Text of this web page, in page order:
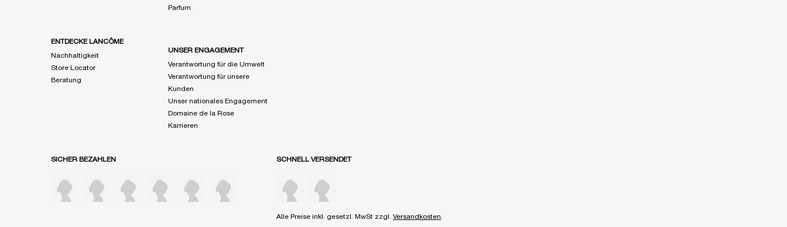
Parfum
ENTDECKE LANCÔME
Nachhaltigkeit
Store Locator
Beratung
UNSER ENGAGEMENT
Verantwortung für die Umwelt
Verantwortung für unsere
Kunden
Unser nationales Engagement
Domaine de la Rose
Karrieren
SICHER BEZAHLEN SCHNELL VERSENDET
Alle Preise inkl. gesetzl. MwSt zzgl. Versandkosten